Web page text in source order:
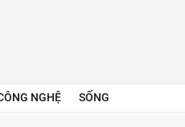
NGHỆ SỐNG